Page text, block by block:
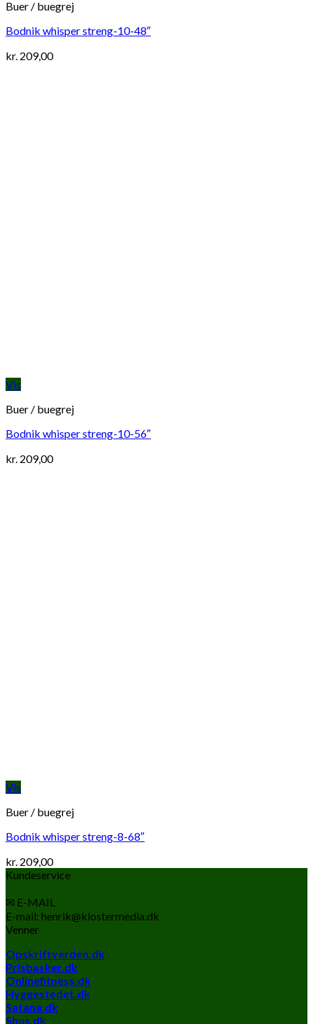
Buer / buegrej
Bodnik whisper streng-10-48″
kr. 209,00
Vis
Buer / buegrej
Bodnik whisper streng-10-56″
kr. 209,00
Vis
Buer / buegrej
Bodnik whisper streng-8-68″
kr. 209,00
Kundeservice
✉ E-MAIL
E-mail: henrik@klostermedia.dk
Venner
Opskriftverden.dk
Prisbasker.dk
Onlinefitness.dk
Hyggestedet.dk
Satana.dk
Shus.dk